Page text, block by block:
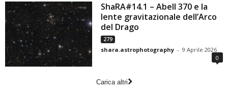
ShaRA#14.1 – Abell 370 e la
lente gravitazionale dell’Arco
del Drago
279
shara.astrophotography - 9 Aprile 2026
0
Carica altri